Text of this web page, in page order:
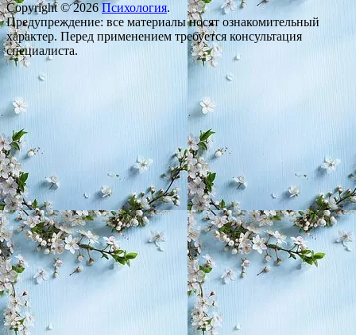
Copyright © 2026Психология.
Предупреждение: все материалы носят ознакомительный
характер. Перед применением требуется консультация
специалиста.